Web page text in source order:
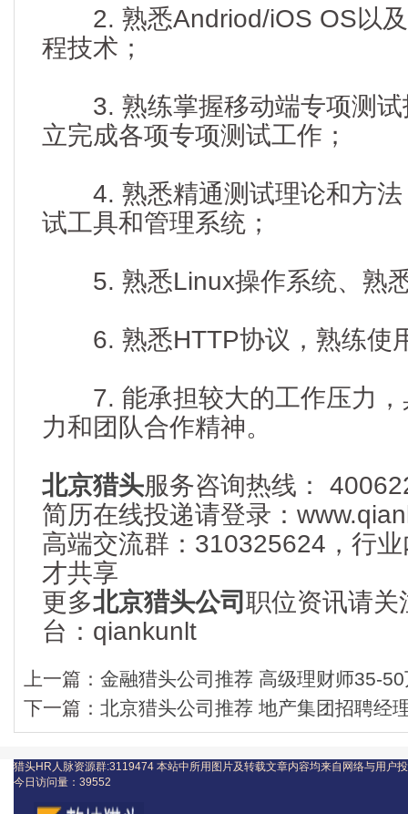
2. 熟悉Andriod/iOS OS以及
程技术；
3. 熟练掌握移动端专项测试
立完成各项专项测试工作；
4. 熟悉精通测试理论和方法
试工具和管理系统；
5. 熟悉Linux操作系统、熟
6. 熟悉HTTP协议，熟练使
7. 能承担较大的工作压力，
力和团队合作精神。
北京猎头服务咨询热线：
简历在线投递请登录：
高端交流群：310325624，行
才共享
更多北京猎头公司职位资讯请关
台：qiankunlt
上一篇： 金融猎头公司推荐 高级理财师35-
下一篇： 北京猎头公司推荐 地产集团招聘经
猎头HR人脉资源群:3119474 本站中所用图片及转载文章内容均来自网络与用户
今日访问量： 39552